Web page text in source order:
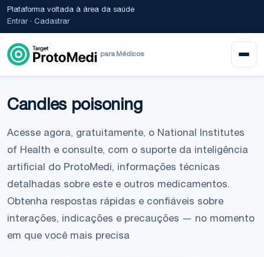
Plataforma voltada à área da saúde
Entrar· Cadastrar
para Médicos
Candles poisoning
Acesse agora, gratuitamente, o National Institutes
of Health e consulte, com o suporte da inteligência
artificial do ProtoMedi, informações técnicas
detalhadas sobre este e outros medicamentos.
Obtenha respostas rápidas e confiáveis sobre
interações, indicações e precauções — no momento
em que você mais precisa